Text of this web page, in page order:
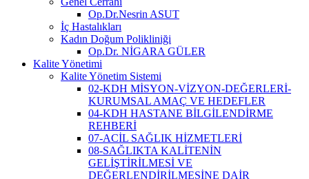
Op.Dr.Nesrin ASUT
İç Hastalıkları
Kadın Doğum Polikliniği
Op.Dr. NİGARA GÜLER
Kalite Yönetimi
Kalite Yönetim Sistemi
02-KDH MİSYON-VİZYON-DEĞERLERİ-
KURUMSAL AMAÇ VE HEDEFLER
04-KDH HASTANE BİLGİLENDİRME
REHBERİ
07-ACİL SAĞLIK HİZMETLERİ
08-SAĞLIKTA KALİTENİN
GELİŞTİRİLMESİ VE
DEĞERLENDİRİLMESİNE DAİR